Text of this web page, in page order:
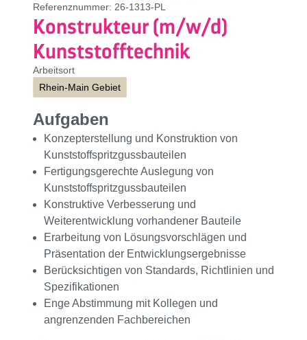
Referenznummer: 26-1313-PL
Konstrukteur (m/w/d)
Kunststofftechnik
Arbeitsort
Rhein-Main Gebiet
Aufgaben
Konzepterstellung und Konstruktion von
Kunststoffspritzgussbauteilen
Fertigungsgerechte Auslegung von
Kunststoffspritzgussbauteilen
Konstruktive Verbesserung und
Weiterentwicklung vorhandener Bauteile
Erarbeitung von Lösungsvorschlägen und
Präsentation der Entwicklungsergebnisse
Berücksichtigen von Standards, Richtlinien und
Spezifikationen
Enge Abstimmung mit Kollegen und
angrenzenden Fachbereichen